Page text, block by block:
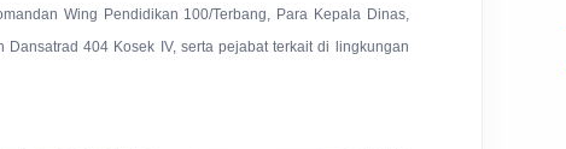
Wing Pendidikan 100/Terbang, Para Kepala Dinas,
404 Kosek IV, serta pejabat terkait di lingkungan